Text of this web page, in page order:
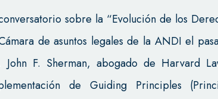
sobre la “Evolución de los
de asuntos legales de la ANDI el
John F. Sherman, abogado de Harvard
de Guiding Principles